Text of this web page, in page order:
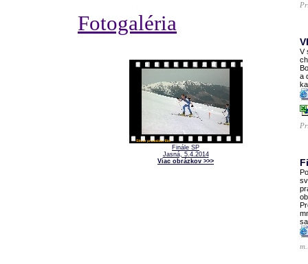
Fotogaléria
Finále SP
Jasná, 5.4.2014
Viac obrázkov >>>
V
a